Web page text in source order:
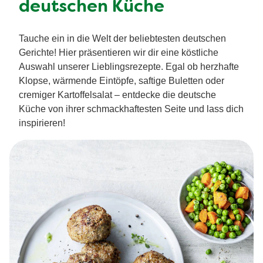
deutschen Küche
Tauche ein in die Welt der beliebtesten deutschen
Gerichte! Hier präsentieren wir dir eine köstliche
Auswahl unserer Lieblingsrezepte. Egal ob herzhafte
Klopse, wärmende Eintöpfe, saftige Buletten oder
cremiger Kartoffelsalat – entdecke die deutsche
Küche von ihrer schmackhaftesten Seite und lass dich
inspirieren!